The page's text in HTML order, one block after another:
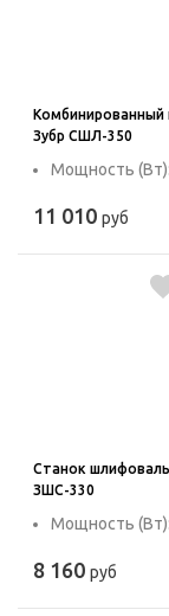
Зубр СШЛ-350
Мощность
11 010 руб
Станок
ЗШС-330
Мощность
8 160 руб